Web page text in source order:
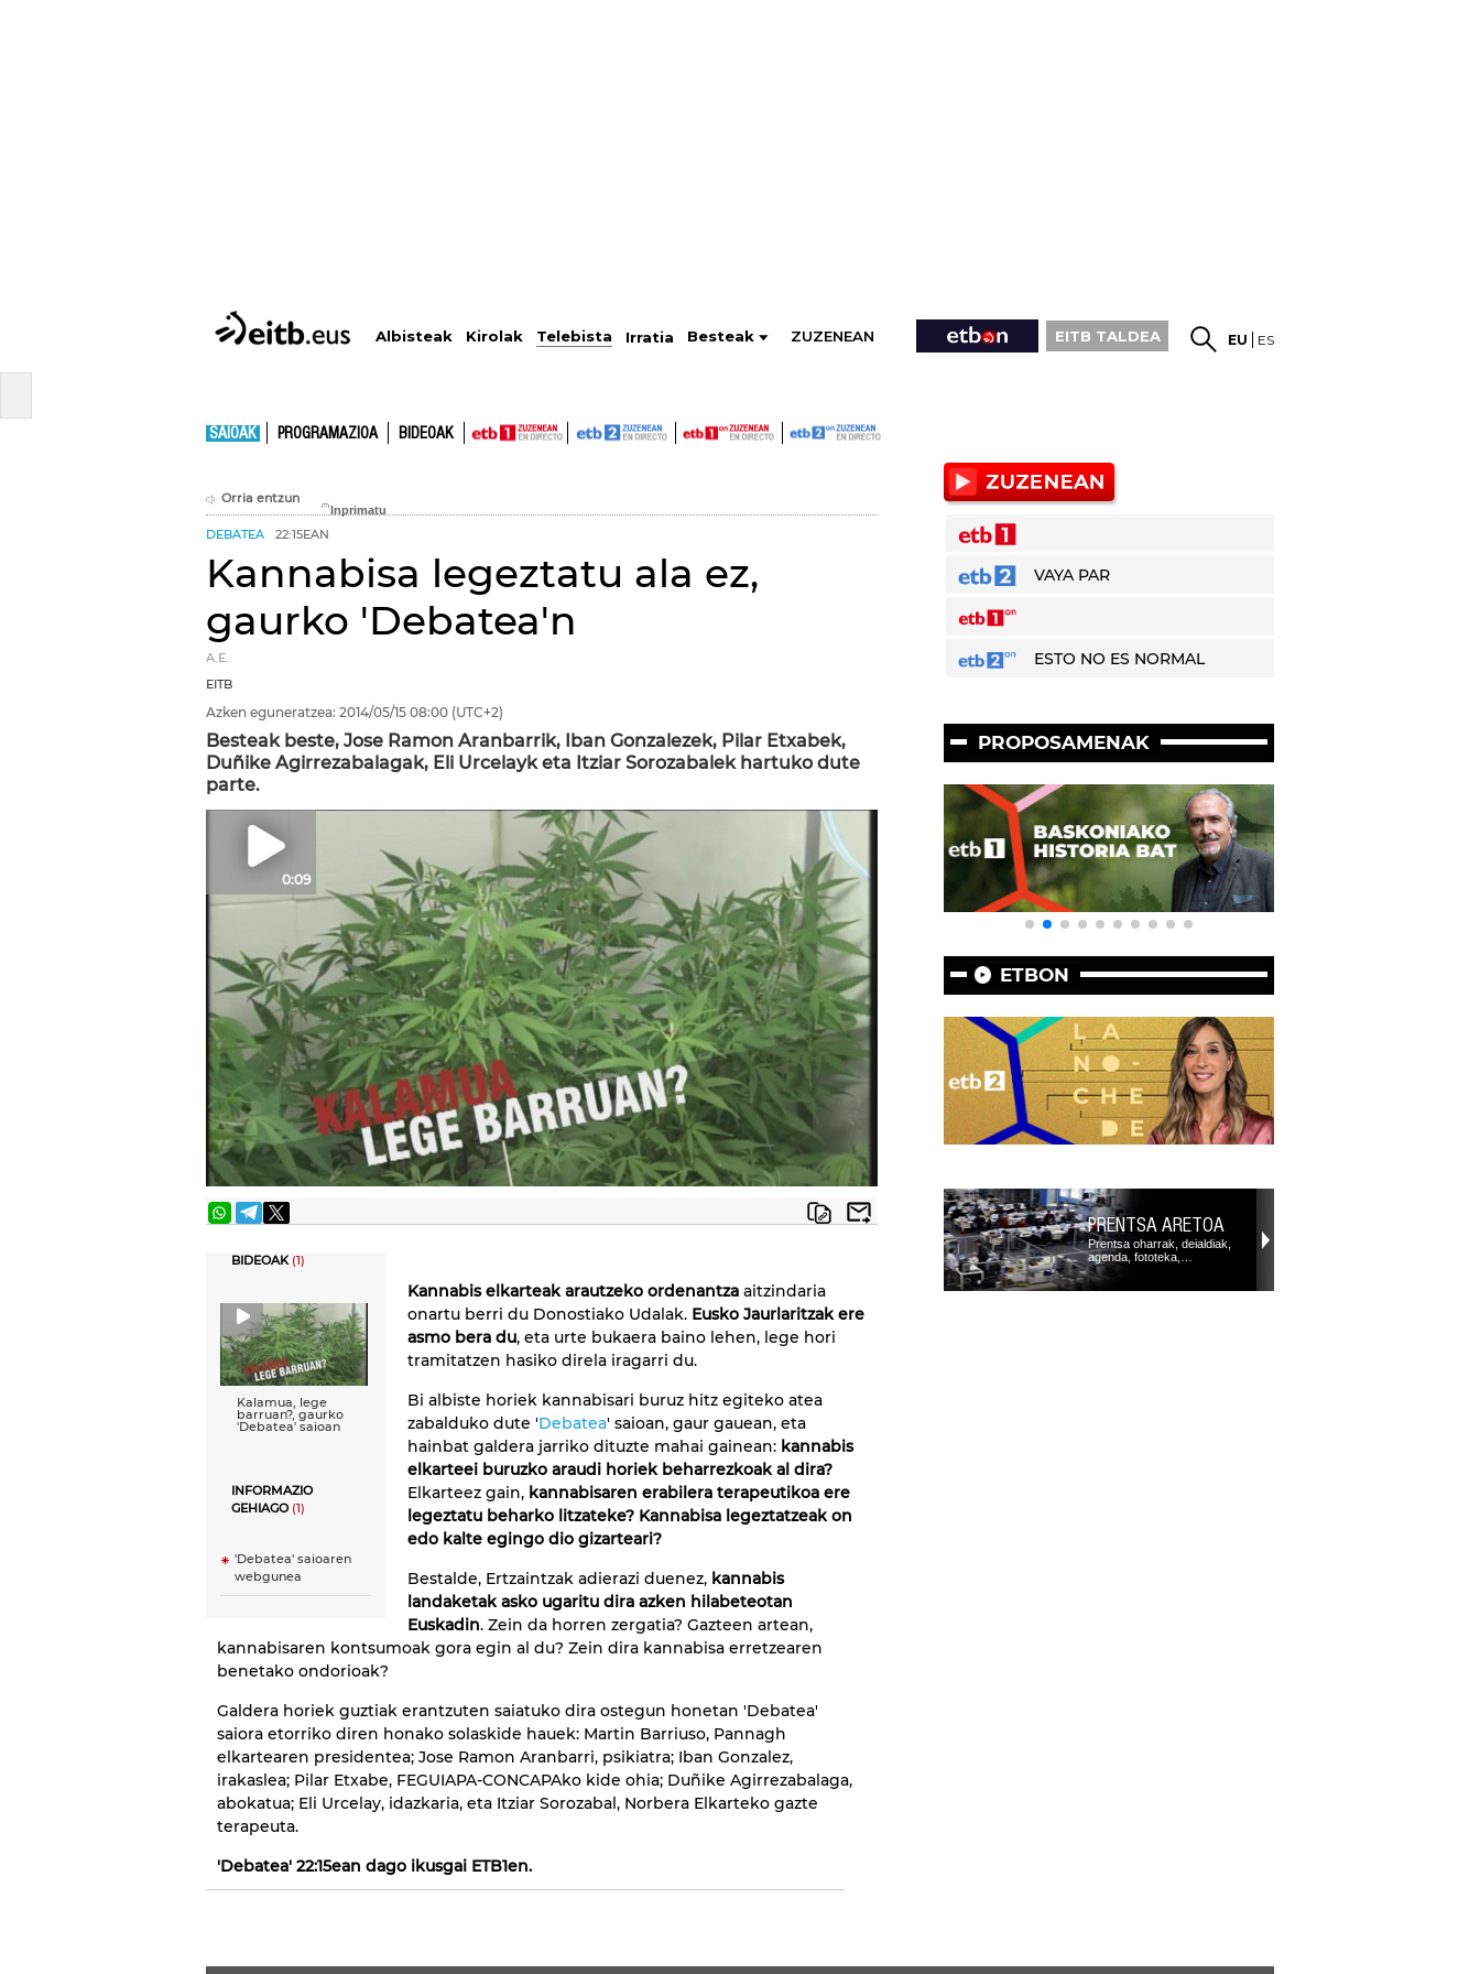
Albisteak Kirolak Telebista Irratia Besteak ZUZENEAN EITB TALDEA EU ES
SAIOAK PROGRAMAZIOA BIDEOAK
Orria entzun
DEBATEA 22:15EAN
Kannabisa legeztatu ala ez,
gaurko 'Debatea'n
A.E.
EITB
Azken eguneratzea: 2014/05/15 08:00 (UTC+2)
Besteak beste, Jose Ramon Aranbarrik, Iban Gonzalezek, Pilar Etxabek,
Duñike Agirrezabalagak, Eli Urcelayk eta Itziar Sorozabalek hartuko dute
parte.
0:09
BIDEOAK(1)
Kalamua, lege
barruan?, gaurko
'Debatea' saioan
INFORMAZIO
GEHIAGO(1)
'Debatea' saioaren
webgunea
Kannabis elkarteak arautzeko ordenantza aitzindaria
onartu berri du Donostiako Udalak. Eusko Jaurlaritzak ere
asmo bera du, eta urte bukaera baino lehen, lege hori
tramitatzen hasiko direla iragarri du.
Bi albiste horiek kannabisari buruz hitz egiteko atea
zabalduko dute 'Debatea' saioan, gaur gauean, eta
hainbat galdera jarriko dituzte mahai gainean: kannabis
elkarteei buruzko araudi horiek beharrezkoak al dira?
Elkarteez gain, kannabisaren erabilera terapeutikoa ere
legeztatu beharko litzateke? Kannabisa legeztatzeak on
edo kalte egingo dio gizarteari?
Bestalde, Ertzaintzak adierazi duenez, kannabis
landaketak asko ugaritu dira azken hilabeteotan
Euskadin. Zein da horren zergatia? Gazteen artean,
kannabisaren kontsumoak gora egin al du? Zein dira kannabisa erretzearen
benetako ondorioak?
Galdera horiek guztiak erantzuten saiatuko dira ostegun honetan 'Debatea'
saiora etorriko diren honako solaskide hauek: Martin Barriuso, Pannagh
elkartearen presidentea; Jose Ramon Aranbarri, psikiatra; Iban Gonzalez,
irakaslea; Pilar Etxabe, FEGUIAPA-CONCAPAko kide ohia; Duñike Agirrezabalaga,
abokatua; Eli Urcelay, idazkaria, eta Itziar Sorozabal, Norbera Elkarteko gazte
terapeuta.
'Debatea' 22:15ean dago ikusgai ETB1en.
VAYA PAR
ESTO NO ES NORMAL
PROPOSAMENAK
ETBON
PRENTSA ARETOA
Prentsa oharrak, deialdiak,
agenda, fototeka,…